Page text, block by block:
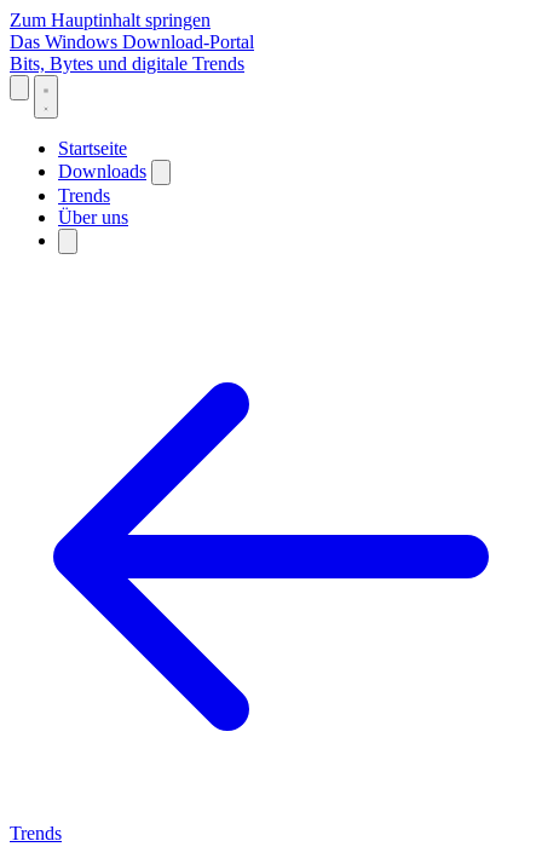
Zum Hauptinhalt springen
Das Windows Download-Portal
Bits, Bytes und digitale Trends
Startseite
Downloads
Trends
Über uns
Trends